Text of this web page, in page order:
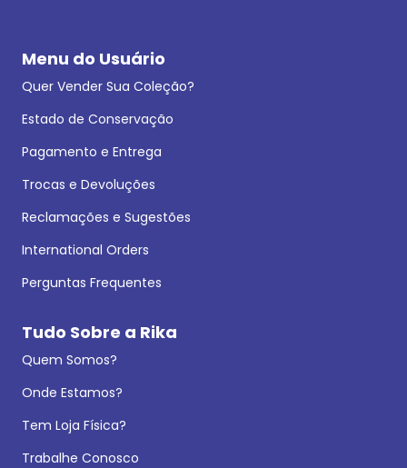
Menu do Usuário
Quer Vender Sua Coleção?
Estado de Conservação
Pagamento e Entrega
Trocas e Devoluções
Reclamações e Sugestões
International Orders
Perguntas Frequentes
Tudo Sobre a Rika
Quem Somos?
Onde Estamos?
Tem Loja Física?
Trabalhe Conosco